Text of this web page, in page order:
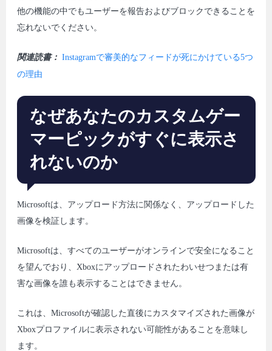
他の機能の中でもユーザーを報告およびブロックできることを
忘れないでください。
関連読書： Instagramで審美的なフィードが死にかけている5つ
の理由
なぜあなたのカスタムゲー
マーピックがすぐに表示さ
れないのか
Microsoftは、アップロード方法に関係なく、アップロードした
画像を検証します。
Microsoftは、すべてのユーザーがオンラインで安全になること
を望んでおり、Xboxにアップロードされたわいせつまたは有
害な画像を誰も表示することはできません。
これは、Microsoftが確認した直後にカスタマイズされた画像が
Xboxプロファイルに表示されない可能性があることを意味し
ます。